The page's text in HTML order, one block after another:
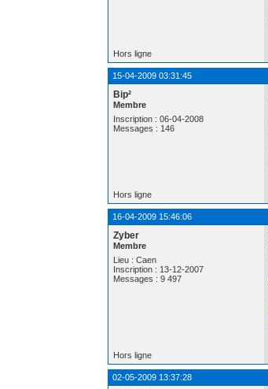
Hors ligne
15-04-2009 03:31:45
Bip²
Membre
Inscription : 06-04-2008
Messages : 146
Hors ligne
16-04-2009 15:46:06
Zyber
Membre
Lieu : Caen
Inscription : 13-12-2007
Messages : 9 497
Hors ligne
02-05-2009 13:37:28